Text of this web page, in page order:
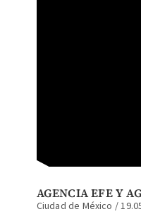
AGENCIA EFEY
Ciudad de México /